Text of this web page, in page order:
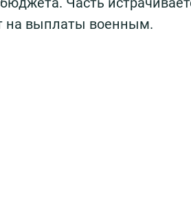
на выплаты военным.